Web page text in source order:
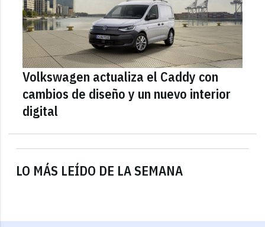
LO MÁS LEÍDO DE LA SEMANA
Volkswagen actualiza el Caddy con
cambios de diseño y un nuevo interior
digital